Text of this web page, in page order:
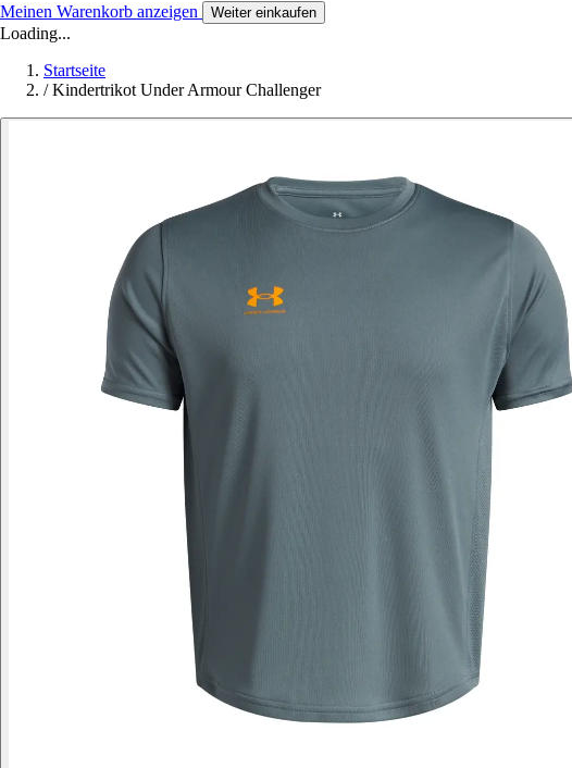
Meinen Warenkorb anzeigen Weiter einkaufen
Loading...
Startseite
/ Kindertrikot Under Armour Challenger